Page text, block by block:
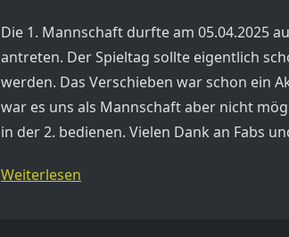
Die 1. Mannschaft durfte am 05.04.2025
antreten. Der Spieltag sollte eigentlich
werden. Das Verschieben war schon ein
war es uns als Mannschaft aber nicht
in der 2. bedienen. Vielen Dank an Fabs
Weiterlesen